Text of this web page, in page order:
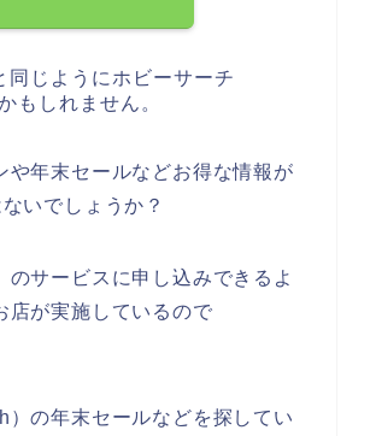
同じようにホビーサーチ
もしれません。
年末セールなどお得な情報が
いでしょうか？
サービスに申し込みできるよ
店が実施しているので
の年末セールなどを探してい